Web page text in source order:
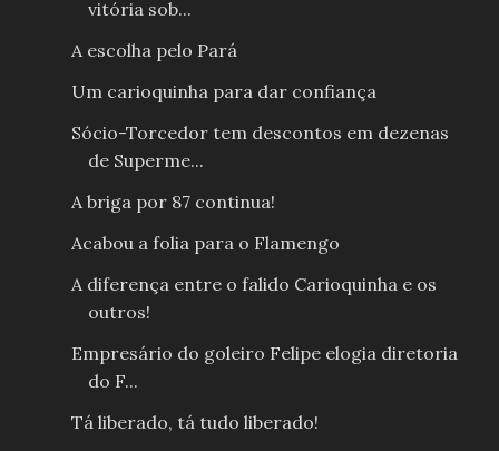
vitória sob...
A escolha pelo Pará
Um carioquinha para dar confiança
Sócio-Torcedor tem descontos em dezenas
de Superme...
A briga por 87 continua!
Acabou a folia para o Flamengo
A diferença entre o falido Carioquinha e os
outros!
Empresário do goleiro Felipe elogia diretoria
do F...
Tá liberado, tá tudo liberado!